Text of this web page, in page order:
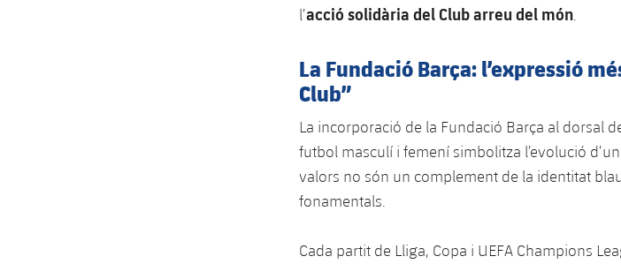
l’acció solidària del Club arreu del món.
La Fundació Barça: l’expressió
Club”
La incorporació de la Fundació Barça al dorsal
futbol masculí i femení simbolitza l’evolució
valors no són un complement de la identitat
fonamentals.
Cada partit de Lliga, Copa i UEFA Champions